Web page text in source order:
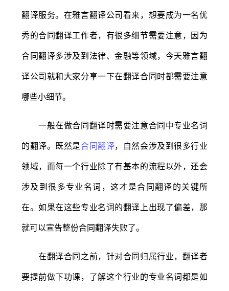
翻译服务。在雅言翻译公司看来，想要成为一名优
秀的合同翻译工作者，有很多细节需要注意，因为
合同翻译多涉及到法律、金融等领域，今天雅言翻
译公司就和大家分享一下在翻译合同时都需要注意
哪些小细节。
一般在做合同翻译时需要注意合同中专业名词
的翻译。既然是合同翻译，自然会涉及到很多行业
领域，而每一个行业除了有基本的流程以外，还会
涉及到很多专业名词，这才是合同翻译的关键所
在。如果在这些专业名词的翻译上出现了偏差，那
就可以宣告整份合同翻译失败了。
在翻译合同之前，针对合同归属行业，翻译者
要提前做下功课，了解这个行业的专业名词都是如